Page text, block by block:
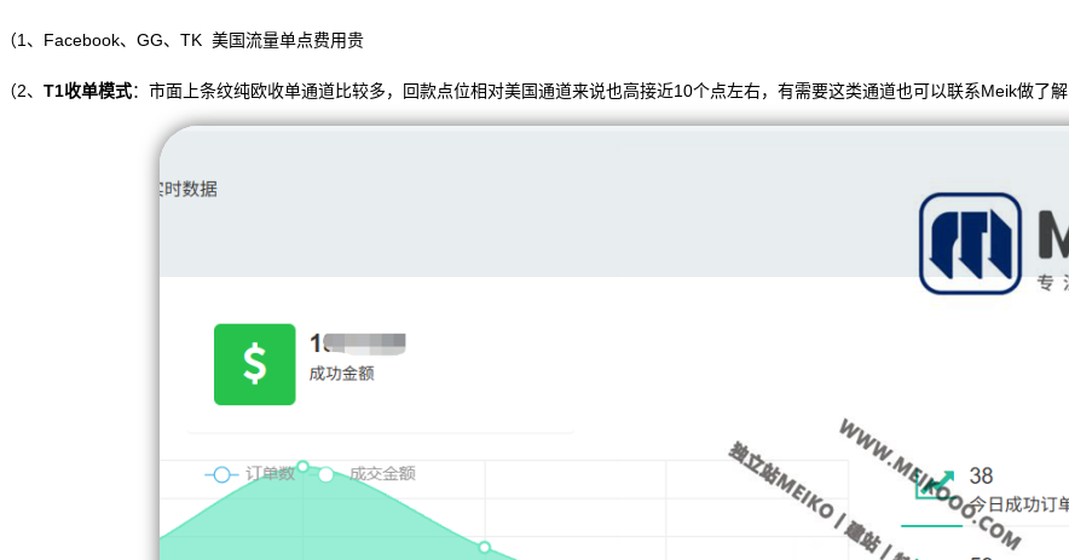
（1、Facebook、GG、TK 美国流量单点费用贵
（2、 T1收单模式：市面上条纹纯欧收单通道比较多，回款点位相对美国通道来说也高接近10个点左右，有需要这类通道也可以联系Meik做了解